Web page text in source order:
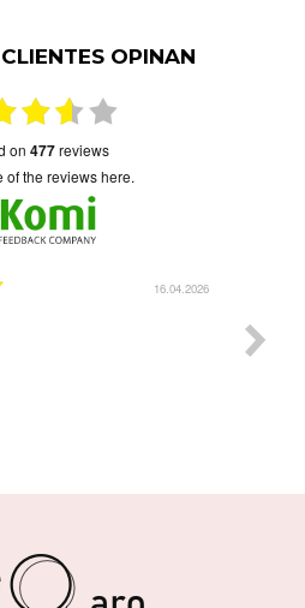
OPINAN
on 477reviews
of the reviews here.
nombres. Ha